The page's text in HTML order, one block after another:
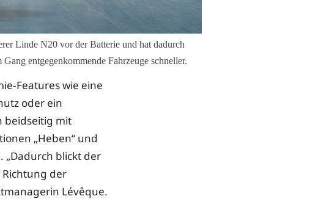
Linde N20 vor der Batterie und hat dadurch
entgegenkommende Fahrzeuge schneller.
Features wie eine
oder ein
beidseitig mit
„Heben“ und
„Dadurch blickt der
der
Lévêque.